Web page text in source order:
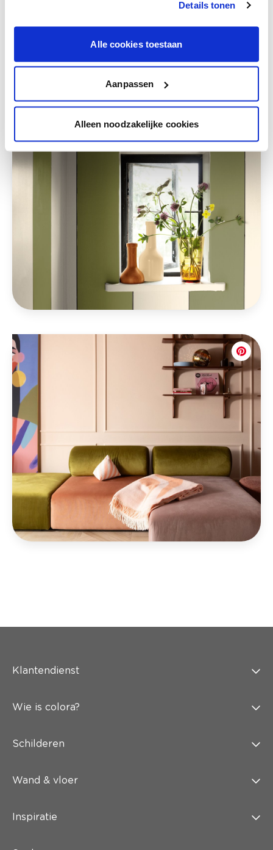
Details tonen
Alle cookies toestaan
Aanpassen
Alleen noodzakelijke cookies
Klantendienst
Wie is colora?
Schilderen
Wand & vloer
Inspiratie